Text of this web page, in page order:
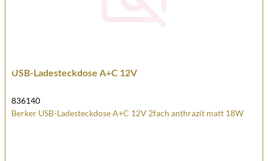
USB-Ladesteckdose A+C 12V
836140
Berker USB-Ladesteckdose A+C 12V 2fach anthrazit matt 18W